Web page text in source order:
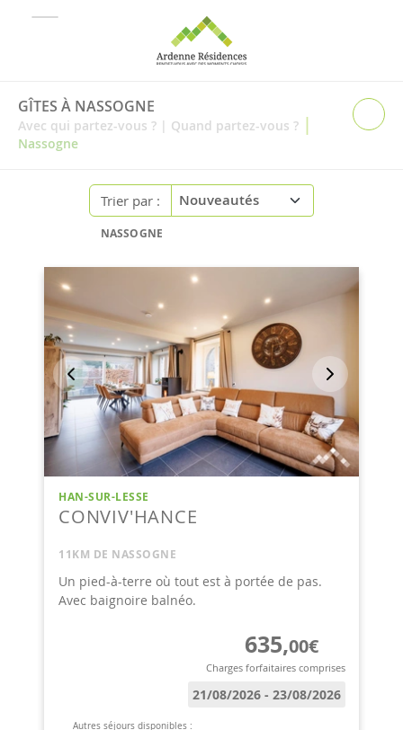
GÎTES À NASSOGNE
Avec qui partez-vous ? | Quand partez-vous ? |
Nassogne
Trier par :
NASSOGNE